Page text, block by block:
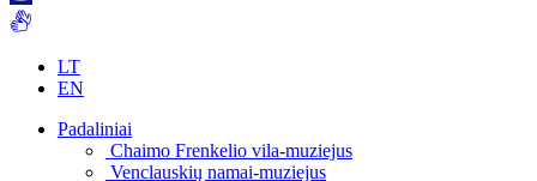
LT
EN
Padaliniai
Chaimo Frenkelio vila-muziejus
Venclauskių namai-muziejus